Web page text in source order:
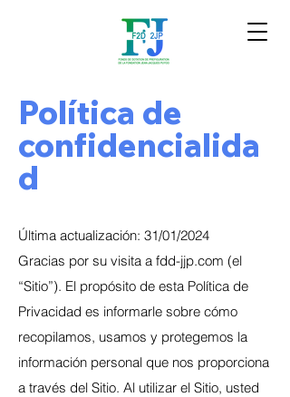
Política de
confidencialida
d
Última actualización: 31/01/2024
Gracias por su visita a fdd-jjp.com (el
“Sitio”). El propósito de esta Política de
Privacidad es informarle sobre cómo
recopilamos, usamos y protegemos la
información personal que nos proporciona
a través del Sitio. Al utilizar el Sitio, usted